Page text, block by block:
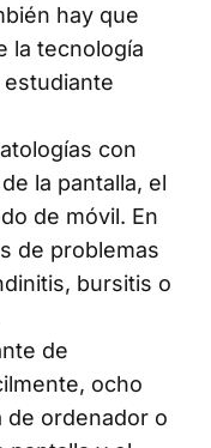
hay que
la tecnología
con
la pantalla, el
de móvil. En
de problemas
bursitis o
de
ocho
de ordenador o